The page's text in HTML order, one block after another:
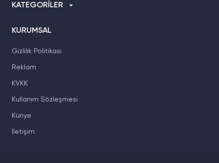
KATEGORİLER
KURUMSAL
Gizlilik Politikası
Reklam
KVKK
Kullanım Sözleşmesi
Künye
İletişim